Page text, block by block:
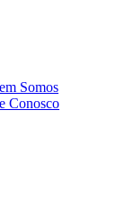
Somos
Conosco